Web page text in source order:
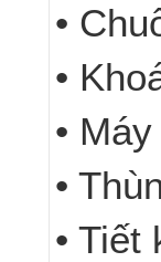
•
•
•
•
• Tiết